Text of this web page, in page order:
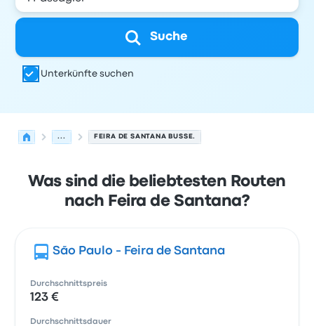
Suche
Unterkünfte suchen
... FEIRA DE SANTANA BUSSE.
Was sind die beliebtesten Routen
nach Feira de Santana?
São Paulo - Feira de Santana
Durchschnittspreis
123 €
Durchschnittsdauer